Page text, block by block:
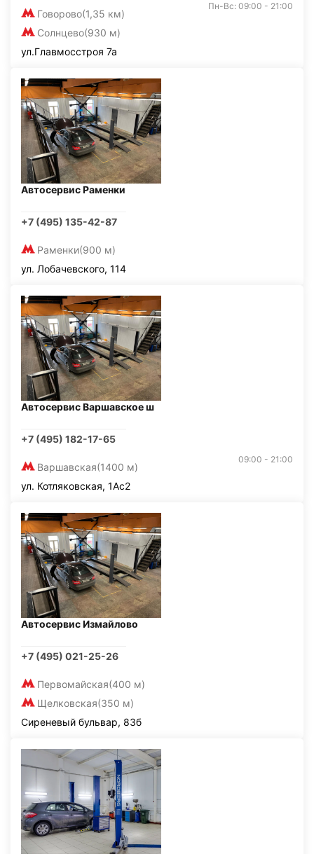
Говорово(1,35 км)
Солнцево(930 м)
Пн-Вс: 09:00 - 21:00
ул.Главмосстроя 7а
Автосервис Раменки
+7 (495) 135-42-87
Раменки(900 м)
ул. Лобачевского, 114
Автосервис Варшавское ш
+7 (495) 182-17-65
Варшавская(1400 м)
09:00 - 21:00
ул. Котляковская, 1Ас2
Автосервис Измайлово
+7 (495) 021-25-26
Первомайская(400 м)
Щелковская(350 м)
Сиреневый бульвар, 83б